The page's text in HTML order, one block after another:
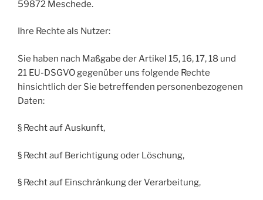
59872 Meschede.
Ihre Rechte als Nutzer:
Sie haben nach Maßgabe der Artikel 15, 16, 17, 18 und
21 EU-DSGVO gegenüber uns folgende Rechte
hinsichtlich der Sie betreffenden personenbezogenen
Daten:
§ Recht auf Auskunft,
§ Recht auf Berichtigung oder Löschung,
§ Recht auf Einschränkung der Verarbeitung,